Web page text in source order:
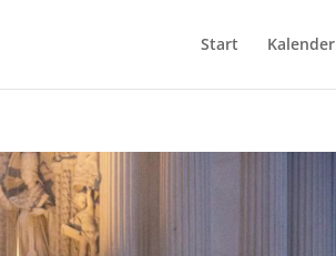
Start Kalender